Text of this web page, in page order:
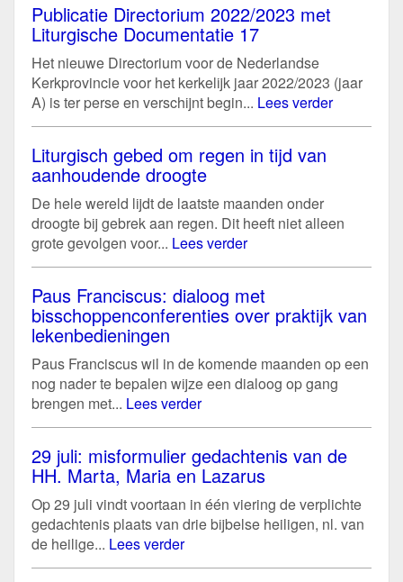
Publicatie Directorium 2022/2023 met
Liturgische Documentatie 17
Het nieuwe Directorium voor de Nederlandse
Kerkprovincie voor het kerkelijk jaar 2022/2023 (jaar
A) is ter perse en verschijnt begin... Lees verder
Liturgisch gebed om regen in tijd van
aanhoudende droogte
De hele wereld lijdt de laatste maanden onder
droogte bij gebrek aan regen. Dit heeft niet alleen
grote gevolgen voor... Lees verder
Paus Franciscus: dialoog met
bisschoppenconferenties over praktijk van
lekenbedieningen
Paus Franciscus wil in de komende maanden op een
nog nader te bepalen wijze een dialoog op gang
brengen met... Lees verder
29 juli: misformulier gedachtenis van de
HH. Marta, Maria en Lazarus
Op 29 juli vindt voortaan in één viering de verplichte
gedachtenis plaats van drie bijbelse heiligen, nl. van
de heilige... Lees verder